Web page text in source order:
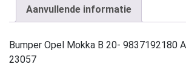
Aanvullende informatie
Bumper Opel Mokka B 20- 9837192180
23057